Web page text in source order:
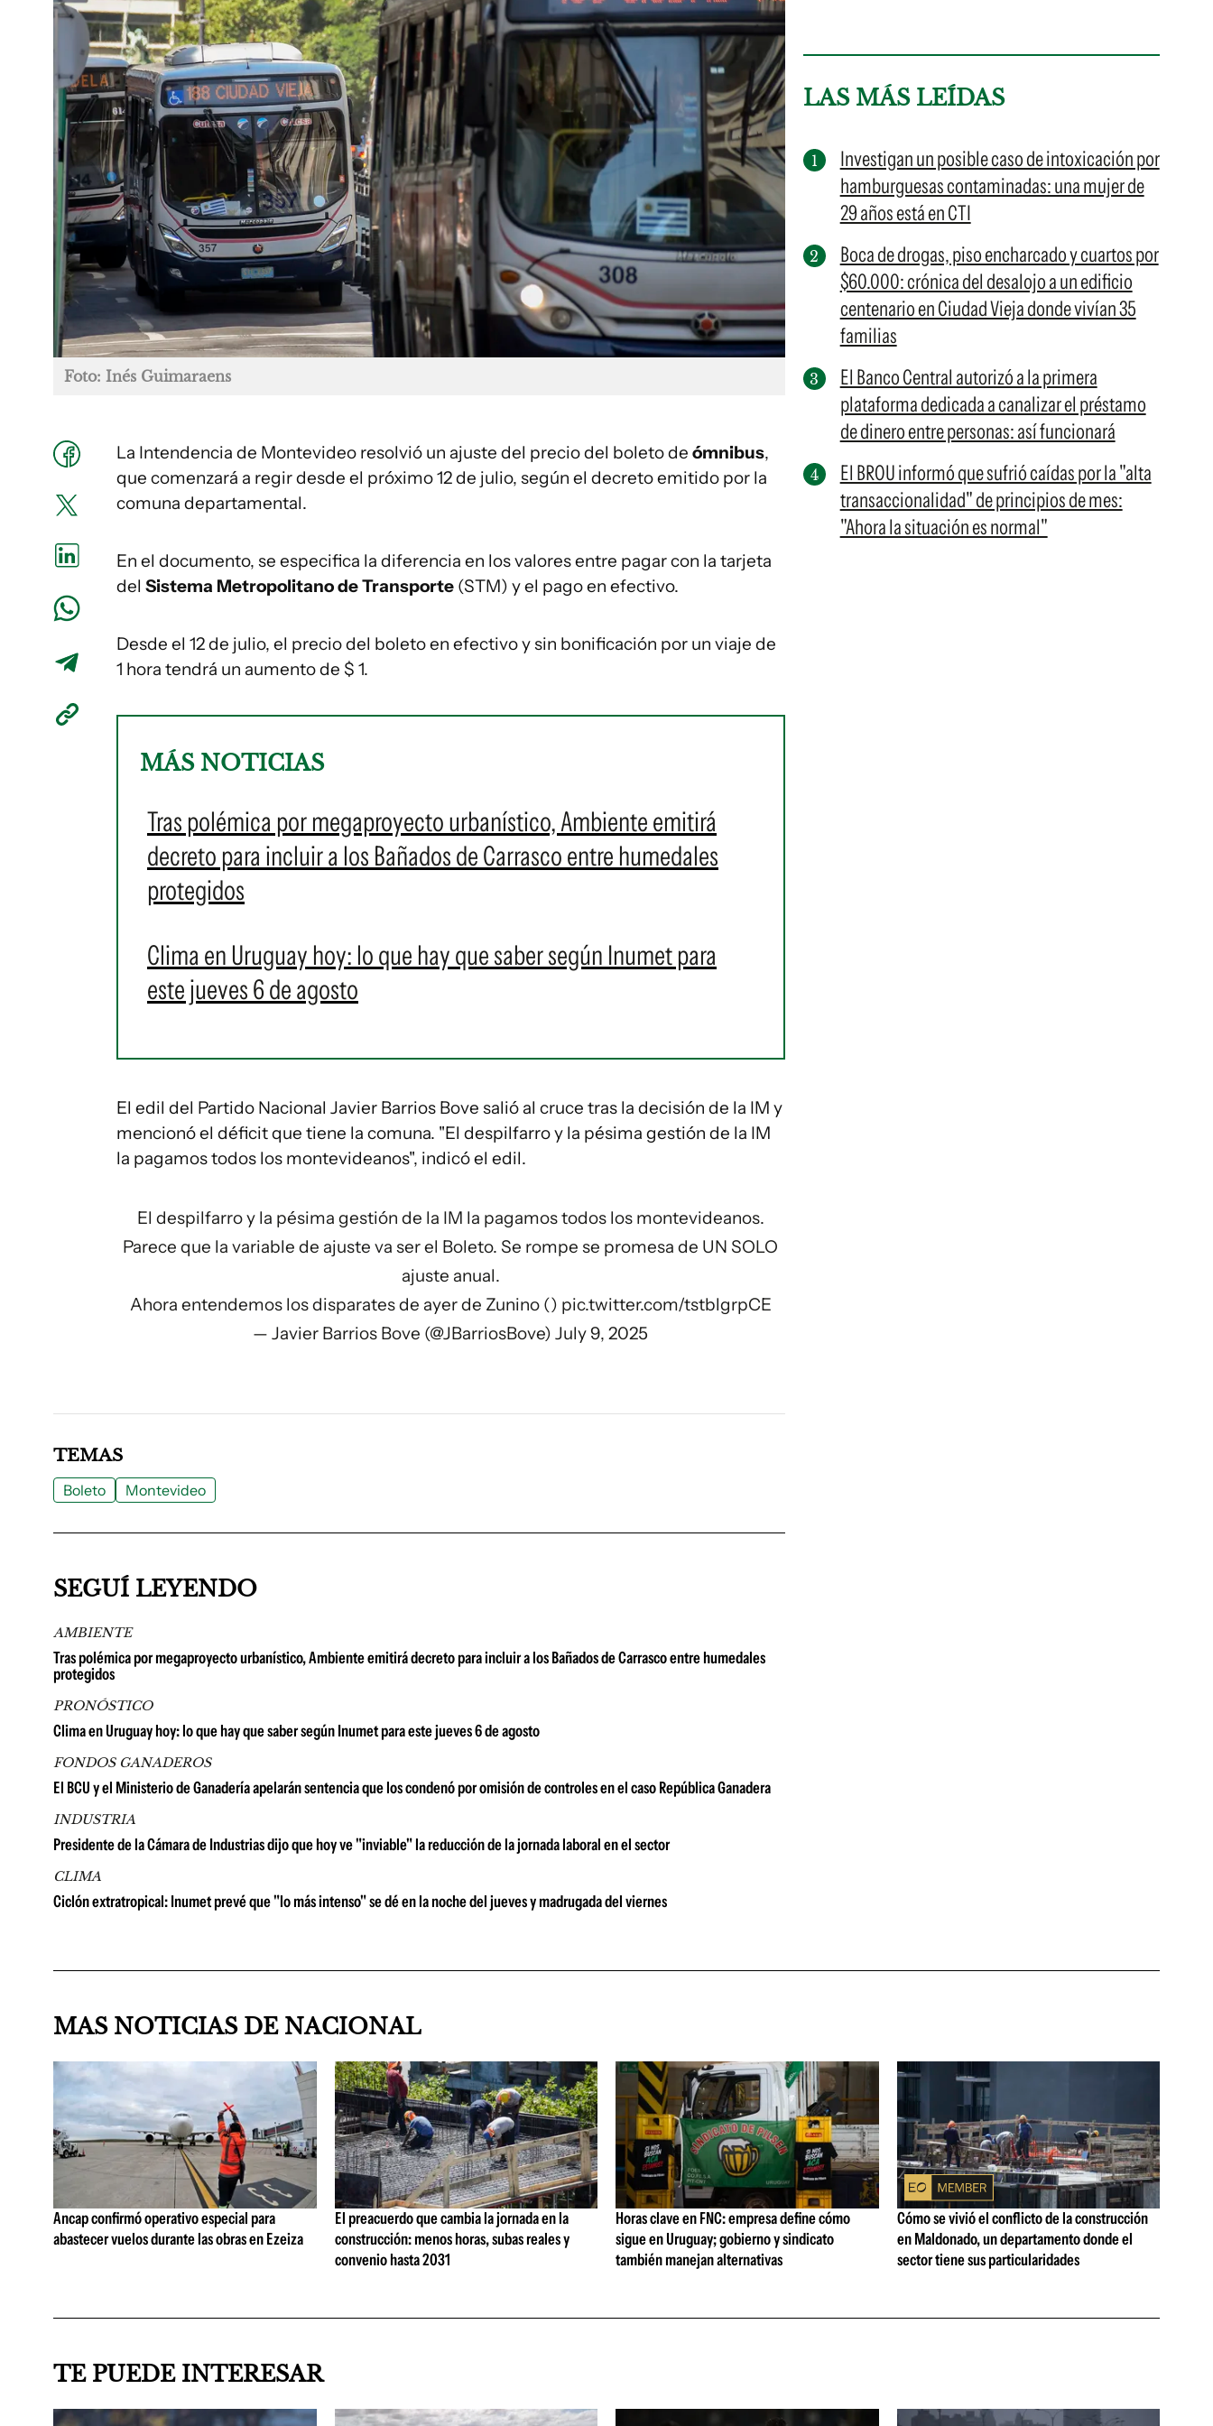
Foto: Inés Guimaraens
La Intendencia de Montevideo resolvió un ajuste del precio del boleto de ómnibus,
que comenzará a regir desde el próximo 12 de julio, según el decreto emitido por la
comuna departamental.
En el documento, se especifica la diferencia en los valores entre pagar con la tarjeta
del Sistema Metropolitano de Transporte (STM) y el pago en efectivo.
Desde el 12 de julio, el precio del boleto en efectivo y sin bonificación por un viaje de
1 hora tendrá un aumento de $ 1.
MÁS NOTICIAS
Tras polémica por megaproyecto urbanístico, Ambiente emitirá
decreto para incluir a los Bañados de Carrasco entre humedales
protegidos
Clima en Uruguay hoy: lo que hay que saber según Inumet para
este jueves 6 de agosto
El edil del Partido Nacional Javier Barrios Bove salió al cruce tras la decisión de la IM y
mencionó el déficit que tiene la comuna. "El despilfarro y la pésima gestión de la IM
la pagamos todos los montevideanos", indicó el edil.
El despilfarro y la pésima gestión de la IM la pagamos todos los montevideanos.
Parece que la variable de ajuste va ser el Boleto. Se rompe se promesa de UN SOLO
ajuste anual.
Ahora entendemos los disparates de ayer de Zunino () pic.twitter.com/tstblgrpCE
— Javier Barrios Bove (@JBarriosBove)July 9, 2025
LAS MÁS LEÍDAS
Investigan un posible caso de intoxicación por
hamburguesas contaminadas: una mujer de
29 años está en CTI
Boca de drogas, piso encharcado y cuartos por
$60.000: crónica del desalojo a un edificio
centenario en Ciudad Vieja donde vivían 35
familias
El Banco Central autorizó a la primera
plataforma dedicada a canalizar el préstamo
de dinero entre personas: así funcionará
El BROU informó que sufrió caídas por la "alta
transaccionalidad" de principios de mes:
"Ahora la situación es normal"
TEMAS
Boleto Montevideo
SEGUÍ LEYENDO
AMBIENTE
Tras polémica por megaproyecto urbanístico, Ambiente emitirá decreto para incluir a los Bañados de Carrasco entre humedales
protegidos
PRONÓSTICO
Clima en Uruguay hoy: lo que hay que saber según Inumet para este jueves 6 de agosto
FONDOS GANADEROS
El BCU y el Ministerio de Ganadería apelarán sentencia que los condenó por omisión de controles en el caso República Ganadera
INDUSTRIA
Presidente de la Cámara de Industrias dijo que hoy ve "inviable" la reducción de la jornada laboral en el sector
CLIMA
Ciclón extratropical: Inumet prevé que "lo más intenso" se dé en la noche del jueves y madrugada del viernes
MAS NOTICIAS DE NACIONAL
Ancap confirmó operativo especial para
abastecer vuelos durante las obras en Ezeiza
El preacuerdo que cambia la jornada en la
construcción: menos horas, subas reales y
convenio hasta 2031
Horas clave en FNC: empresa define cómo
sigue en Uruguay; gobierno y sindicato
también manejan alternativas
Cómo se vivió el conflicto de la construcción
en Maldonado, un departamento donde el
sector tiene sus particularidades
TE PUEDE INTERESAR